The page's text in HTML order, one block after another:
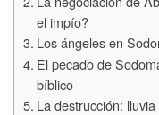
el impío?
Los ángeles en
El pecado de
bíblico
La destrucción: